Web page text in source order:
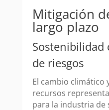
Mitigación
largo plazo
Sostenibilidad
de riesgos
El cambio climático
recursos
para la industria de